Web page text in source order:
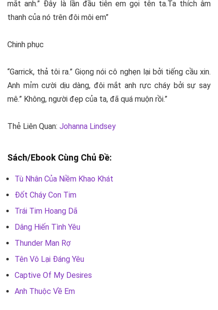
mắt anh.” Đây là lần đầu tiên em gọi tên ta.Ta thích âm
thanh của nó trên đôi môi em”
Chinh phục
“Garrick, thả tôi ra.” Giọng nói cô nghẹn lại bởi tiếng cầu xin.
Anh mỉm cười dịu dàng, đôi mắt anh rực cháy bởi sự say
mê.” Không, người đẹp của ta, đã quá muộn rồi.”
Thẻ Liên Quan: Johanna Lindsey
Sách/Ebook Cùng Chủ Đề:
Tù Nhân Của Niềm Khao Khát
Đốt Cháy Con Tim
Trái Tim Hoang Dã
Dâng Hiến Tình Yêu
Thunder Man Rợ
Tên Vô Lại Đáng Yêu
Captive Of My Desires
Anh Thuộc Về Em